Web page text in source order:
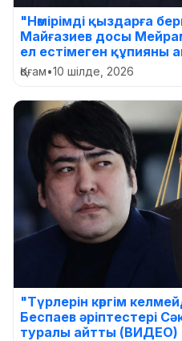
"Нөмірімді қыздарға
Майғазиев досы
ел естімеген құпияны
Қоғам•10 шілде, 2026
"Түрлерін көргім
Беспаев әріптестері
туралы айтты (ВИДЕО)